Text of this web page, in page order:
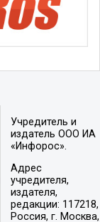
Учредитель и
издатель ООО ИА
«Инфорос».
Адрес
учредителя,
издателя,
редакции: 117218,
Россия, г. Москва,